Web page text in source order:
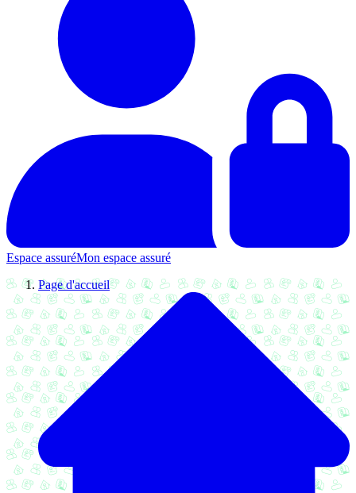
Espace assuréMon espace assuré
Page d'accueil